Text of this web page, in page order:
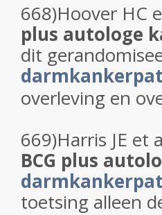
668)Hoover HC
plus autologe
dit
overleving en
669)Harris JE et
BCG plus
toetsing alleen